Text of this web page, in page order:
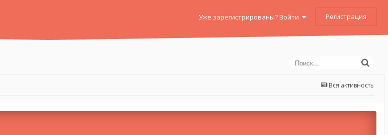
Уже зарегистрированы? Войти Регистрация
Вся активность